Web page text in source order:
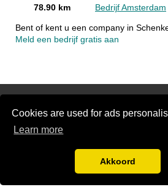
Cookies are used for ads
Learn more
Akkoord
78.90 km Bedrijf Amsterdam
Bent of kent u een company in
Meld een bedrijf gratis aan